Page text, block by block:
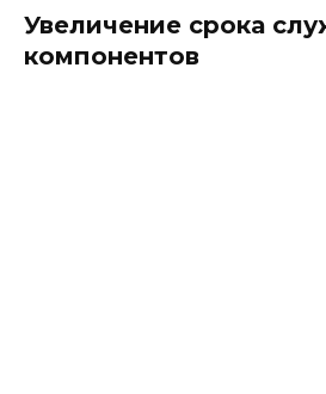
Увеличение срока
компонентов